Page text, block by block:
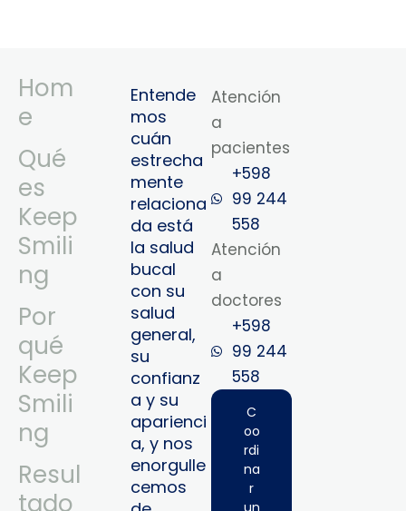
Hom
e
Qué
es
Keep
Smili
ng
Por
qué
Keep
Smili
ng
Resul
tado
Entende
mos
cuán
estrecha
mente
relaciona
da está
la salud
bucal
con su
salud
general,
su
confianz
a y su
aparienci
a, y nos
enorgulle
cemos
Atención
a
pacientes
+598
99 244
558
Atención
a
doctores
+598
99 244
558‬‬
C
oo
rdi
na
r